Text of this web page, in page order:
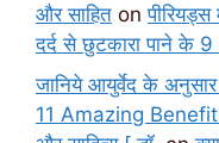
और साहित on
दर्द से छुटकारा पाने के
जानिये आयुर्वेद के अनुसार
11 Amazing